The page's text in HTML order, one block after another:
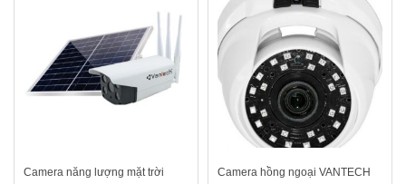
Camera năng lượng mặt trời
Camera hồng ngoại VANTECH